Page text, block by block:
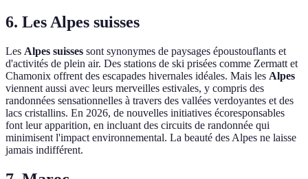
6. Les Alpes suisses
Les Alpes suisses sont synonymes de paysages époustouflants et
d'activités de plein air. Des stations de ski prisées comme Zermatt et
Chamonix offrent des escapades hivernales idéales. Mais les Alpes
viennent aussi avec leurs merveilles estivales, y compris des
randonnées sensationnelles à travers des vallées verdoyantes et des
lacs cristallins. En 2026, de nouvelles initiatives écoresponsables
font leur apparition, en incluant des circuits de randonnée qui
minimisent l'impact environnemental. La beauté des Alpes ne laisse
jamais indifférent.